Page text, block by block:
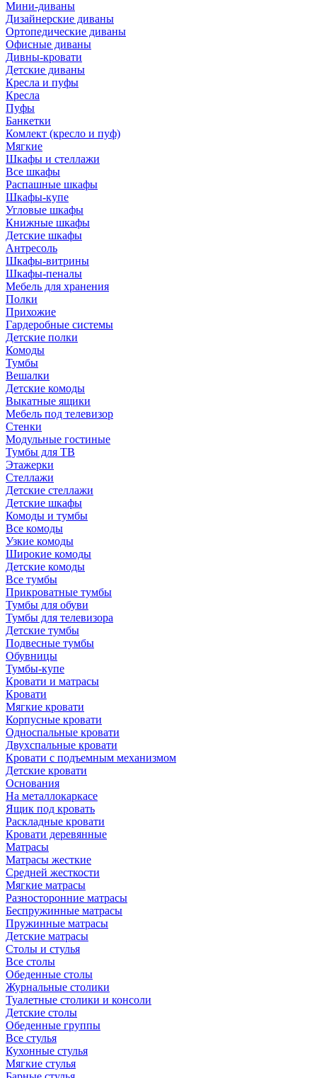
Мини-диваны
Дизайнерские диваны
Ортопедические диваны
Офисные диваны
Дивны-кровати
Детские диваны
Кресла и пуфы
Кресла
Пуфы
Банкетки
Комлект (кресло и пуф)
Мягкие
Шкафы и стеллажи
Все шкафы
Распашные шкафы
Шкафы-купе
Угловые шкафы
Книжные шкафы
Детские шкафы
Антресоль
Шкафы-витрины
Шкафы-пеналы
Мебель для хранения
Полки
Прихожие
Гардеробные системы
Детские полки
Комоды
Тумбы
Вешалки
Детские комоды
Выкатные ящики
Мебель под телевизор
Стенки
Модульные гостиные
Тумбы для ТВ
Этажерки
Стеллажи
Детские стеллажи
Детские шкафы
Комоды и тумбы
Все комоды
Узкие комоды
Широкие комоды
Детские комоды
Все тумбы
Прикроватные тумбы
Тумбы для обуви
Тумбы для телевизора
Детские тумбы
Подвесные тумбы
Обувницы
Тумбы-купе
Кровати и матрасы
Кровати
Мягкие кровати
Корпусные кровати
Односпальные кровати
Двухспальные кровати
Кровати с подъемным механизмом
Детские кровати
Основания
На металлокаркасе
Ящик под кровать
Раскладные кровати
Кровати деревянные
Матрасы
Матрасы жесткие
Средней жесткости
Мягкие матрасы
Разносторонние матрасы
Беспружинные матрасы
Пружинные матрасы
Детские матрасы
Столы и стулья
Все столы
Обеденные столы
Журнальные столики
Туалетные столики и консоли
Детские столы
Обеденные группы
Все стулья
Кухонные стулья
Мягкие стулья